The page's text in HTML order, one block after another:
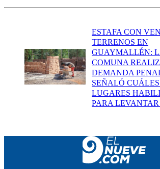
ESTAFA CON
TERRENOS EN
GUAYMALLÉN:
COMUNA
DEMANDA
SEÑALÓ
LUGARES
PARA